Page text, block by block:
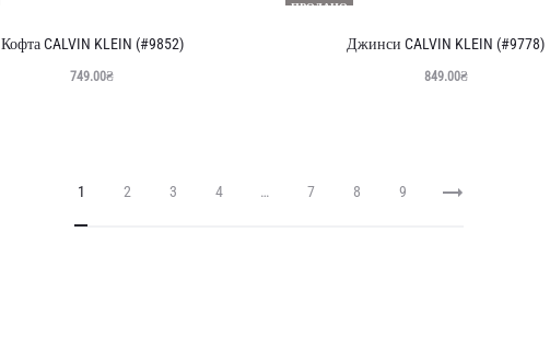
Кофта CALVIN KLEIN (#9852)
749.00₴
ПРОДАНО
Джинси CALVIN KLEIN (#9778)
849.00₴
1 2 3 4 … 7 8 9